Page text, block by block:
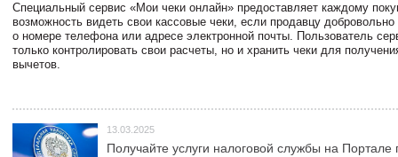
Специальный сервис «Мои чеки онлайн» предоставляет каждому
возможность видеть свои кассовые чеки, если продавцу
о номере телефона или адресе электронной почты. Пользователь
только контролировать свои расчеты, но и хранить чеки для
вычетов.
13.03.2025
Получайте услуги налоговой службы на Портале